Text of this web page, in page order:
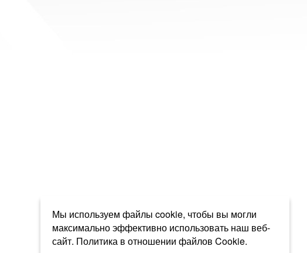
Мы используем файлы cookie, чтобы вы могли
максимально эффективно использовать наш веб-
сайт. Политика в отношении файлов Cookie.